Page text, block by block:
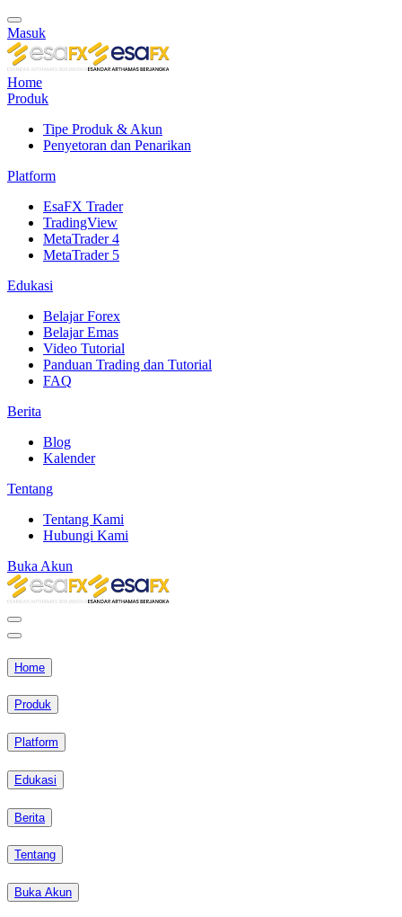
Masuk
Home
Produk
Tipe Produk & Akun
Penyetoran dan Penarikan
Platform
EsaFX Trader
TradingView
MetaTrader 4
MetaTrader 5
Edukasi
Belajar Forex
Belajar Emas
Video Tutorial
Panduan Trading dan Tutorial
FAQ
Berita
Blog
Kalender
Tentang
Tentang Kami
Hubungi Kami
Buka Akun
Home
Produk
Platform
Edukasi
Berita
Tentang
Buka Akun